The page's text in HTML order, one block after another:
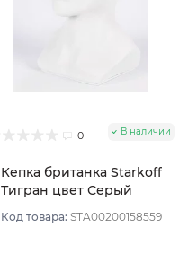
0 В наличии
Кепка британка Starkoff
Тигран цвет Серый
Код товара: STA00200158559